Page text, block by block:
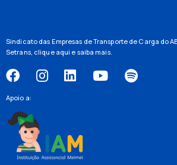
Sindicato das Empresas de Transporte de Carga do
Setrans, clique aqui e saiba mais.
Apoio a: